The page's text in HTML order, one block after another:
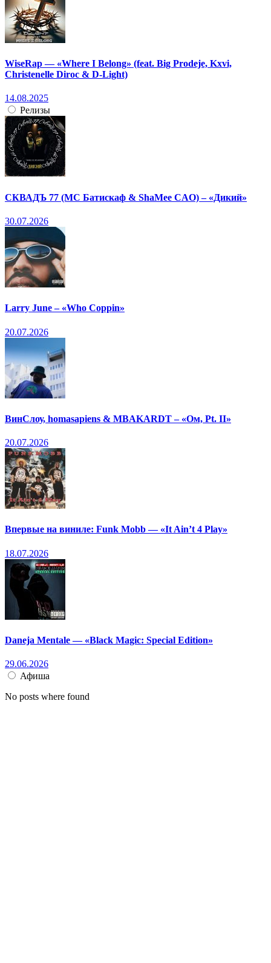
WiseRap — «Where I Belong» (feat. Big Prodeje, Kxvi,
Christenelle Diroc & D-Light)
14.08.2025
Релизы
СКВАДЪ 77 (МС Батискаф & ShaMee CAO) – «Дикий»
30.07.2026
Larry June – «Who Coppin»
20.07.2026
ВинСлоу, homasapiens & MBAKARDT – «Ом, Pt. II»
20.07.2026
Впервые на виниле: Funk Mobb — «It Ain’t 4 Play»
18.07.2026
Daneja Mentale — «Black Magic: Special Edition»
29.06.2026
Афиша
No posts where found